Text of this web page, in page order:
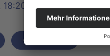
18:20 Uhr | Produziert: